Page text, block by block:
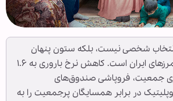
شخصی نیست، بلکه ستون پنهان
قدرت ملی و امنیت مرزهای ایران است. کاهش نرخ باروری به ۱.۶
جمعیت، فروپاشی صندوق‌های
در برابر همسایگان پرجمعیت را به